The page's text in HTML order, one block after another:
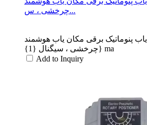
چرخشی ، س...
یاب پنوماتیک برقی مکان یاب هوشمند YT1000 نوع خط
چرخشی ، سیگنال {1}} ma
Add to Inquiry